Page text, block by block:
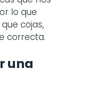
lo que
que cojas,
correcta.
una